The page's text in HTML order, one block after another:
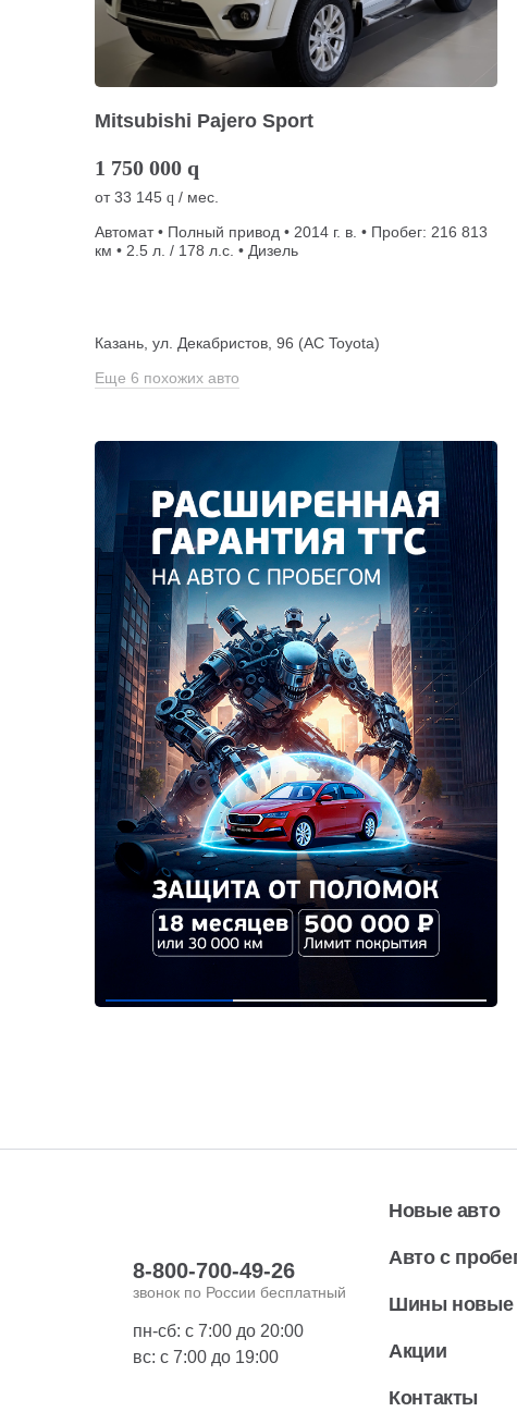
Mitsubishi Pajero Sport
1 750 000 q
от33 145 q / мес.
Автомат • Полный привод • 2014 г. в. • Пробег: 216 813
км • 2.5 л. / 178 л.с. • Дизель
Казань, ул. Декабристов, 96 (АС Toyota)
Еще 6 похожих авто
8-800-700-49-26
звонок по России бесплатный
пн-сб: с 7:00 до 20:00
вс: с 7:00 до 19:00
Новые авто
Авто с
Шины новые
Акции
Контакты